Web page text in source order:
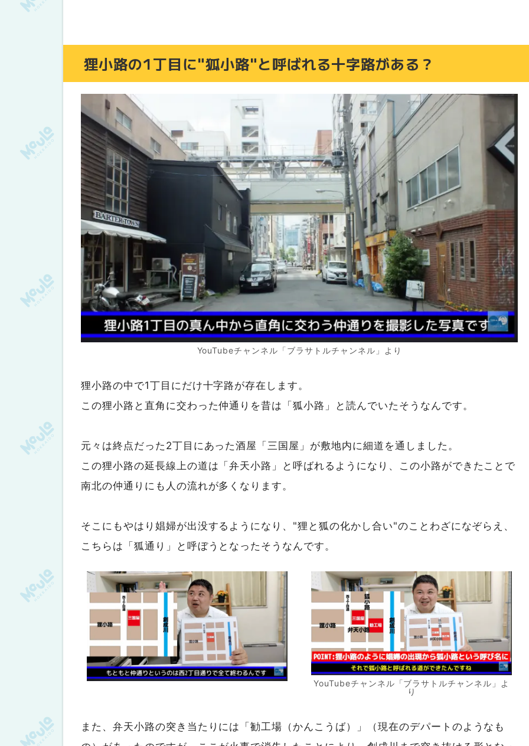
狸小路の1丁目に"狐小路"と呼ばれる十字路がある？
YouTubeチャンネル「ブラサトルチャンネル」より
狸小路の中で1丁目にだけ十字路が存在します。
この狸小路と直角に交わった仲通りを昔は「狐小路」と読んでいたそうなんです。
元々は終点だった2丁目にあった酒屋「三国屋」が敷地内に細道を通しました。
この狸小路の延長線上の道は「弁天小路」と呼ばれるようになり、この小路ができたことで
南北の仲通りにも人の流れが多くなります。
そこにもやはり娼婦が出没するようになり、"狸と狐の化かし合い"のことわざになぞらえ、
こちらは「狐通り」と呼ぼうとなったそうなんです。
YouTubeチャンネル「ブラサトルチャンネル」よ
り
また、弁天小路の突き当たりには「勧工場（かんこうば）」（現在のデパートのようなも